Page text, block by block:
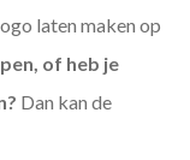
laten maken op
of heb je
Dan kan de